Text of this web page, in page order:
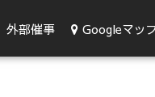
外部催事 Googleマッ